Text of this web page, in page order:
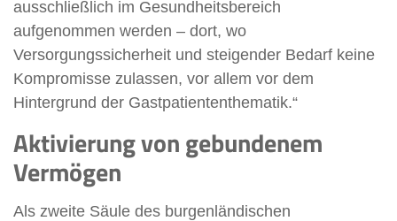
ausschließlich im Gesundheitsbereich
aufgenommen werden – dort, wo
Versorgungssicherheit und steigender Bedarf keine
Kompromisse zulassen, vor allem vor dem
Hintergrund der Gastpatiententhematik.“
Aktivierung von gebundenem
Vermögen
Als zweite Säule des burgenländischen